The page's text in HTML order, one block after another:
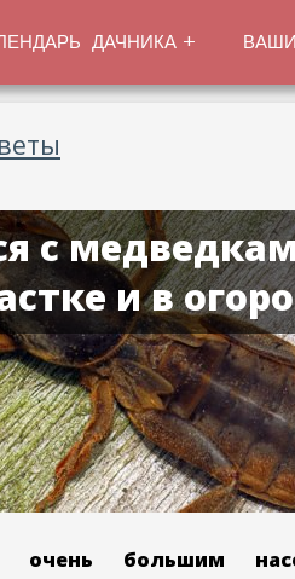
ДАЧНИКА
с
и в
очень большим